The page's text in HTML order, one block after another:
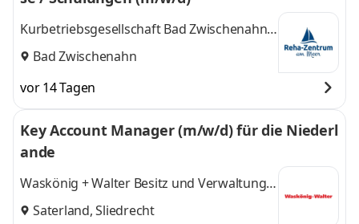
Kurbetriebsgesellschaft Bad Zwischenahn
mbHBad Zwischenahn
vor 14 Tagen
Key Account Manager (m/w/d) für die Niederl
ande
Waskönig + Walter Besitz und Verwaltungs
GmbH u. Co. KG
Saterland, Sliedrecht